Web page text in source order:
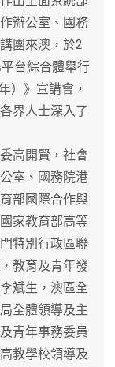
辦公室、國務
團來澳，於2
台綜合體舉行
）》宣講會，
界人士深入了
高開賢，社會
室、國務院港
部國際合作與
家教育部高等
特別行政區聯
教育及青年發
斌生，澳區全
全體領導及主
青年事務委員
教學校領導及